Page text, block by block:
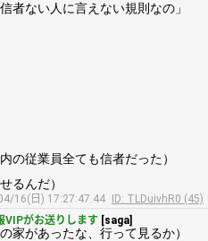
者ない人に言えない規則なの」
の従業員全ても信者だった）
るんだ）
16(日) 17:27:47.44
ID: TLDuivhR0 (45)
VIPがお送りします [saga]
家があったな、行って見るか）